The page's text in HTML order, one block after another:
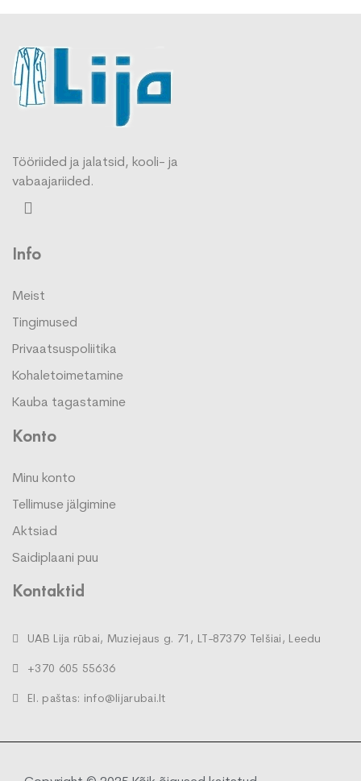
Tööriided ja jalatsid, kooli- ja
vabaajariided.
Info
Meist
Tingimused
Privaatsuspoliitika
Kohaletoimetamine
Kauba tagastamine
Konto
Minu konto
Tellimuse jälgimine
Aktsiad
Saidiplaani puu
Kontaktid
UAB Lija rūbai, Muziejaus g. 71, LT-87379 Telšiai, Leedu
+370 605 55636
El. paštas: info@lijarubai.lt